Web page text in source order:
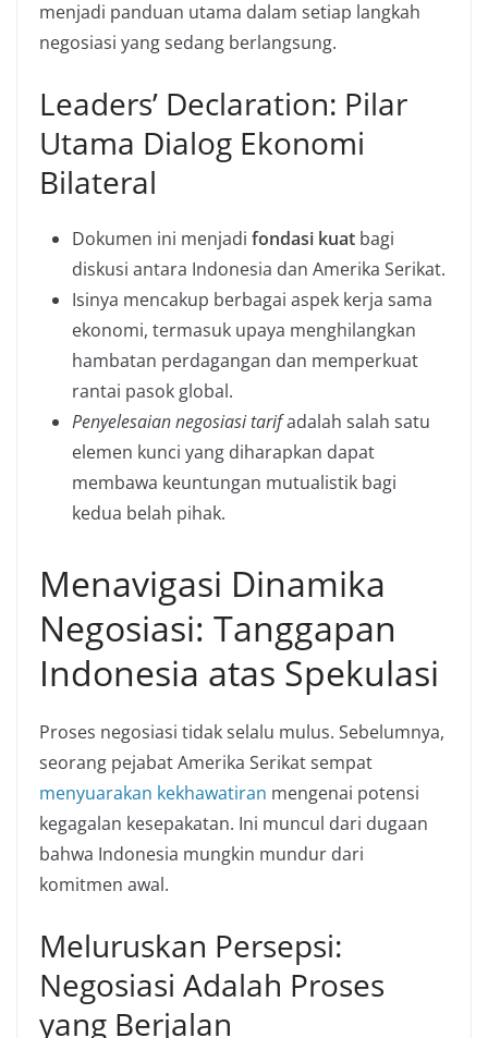
menjadi panduan utama dalam setiap langkah
negosiasi yang sedang berlangsung.
Leaders’ Declaration: Pilar
Utama Dialog Ekonomi
Bilateral
Dokumen ini menjadi fondasi kuat bagi
diskusi antara Indonesia dan Amerika Serikat.
Isinya mencakup berbagai aspek kerja sama
ekonomi, termasuk upaya menghilangkan
hambatan perdagangan dan memperkuat
rantai pasok global.
Penyelesaian negosiasi tarifadalah salah satu
elemen kunci yang diharapkan dapat
membawa keuntungan mutualistik bagi
kedua belah pihak.
Menavigasi Dinamika
Negosiasi: Tanggapan
Indonesia atas Spekulasi
Proses negosiasi tidak selalu mulus. Sebelumnya,
seorang pejabat Amerika Serikat sempat
menyuarakan kekhawatiran mengenai potensi
kegagalan kesepakatan. Ini muncul dari dugaan
bahwa Indonesia mungkin mundur dari
komitmen awal.
Meluruskan Persepsi:
Negosiasi Adalah Proses
yang Berjalan